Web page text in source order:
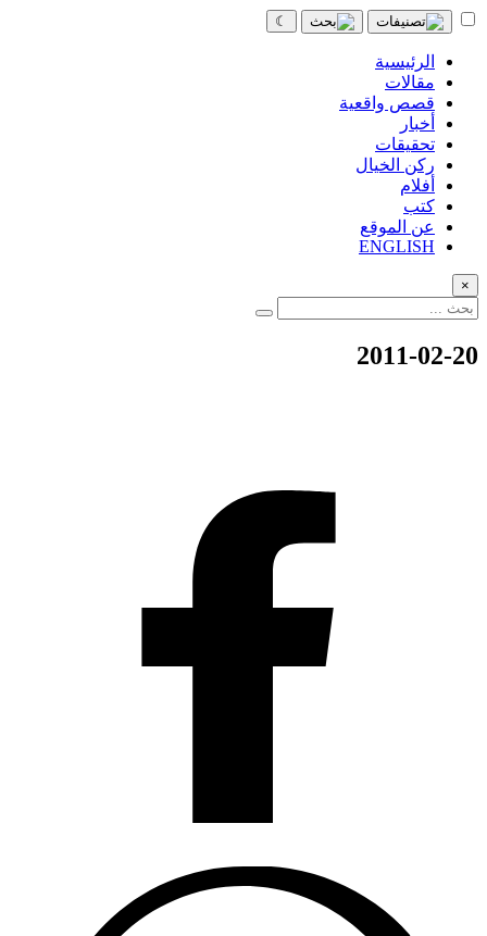
الرئيسية
مقالات
قصص واقعية
أخبار
تحقيقات
ركن الخيال
أفلام
كتب
عن الموقع
ENGLISH
2011-02-20